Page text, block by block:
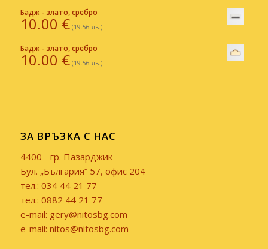
Бадж - злато, сребро
10.00 €(19.56 лв.)
Бадж - злато, сребро
10.00 €(19.56 лв.)
ЗА ВРЪЗКА С НАС
4400 - гр. Пазарджик
Бул. „България” 57, офис 204
тел.: 034 44 21 77
тел.: 0882 44 21 77
e-mail: gery@nitosbg.com
e-mail: nitos@nitosbg.com